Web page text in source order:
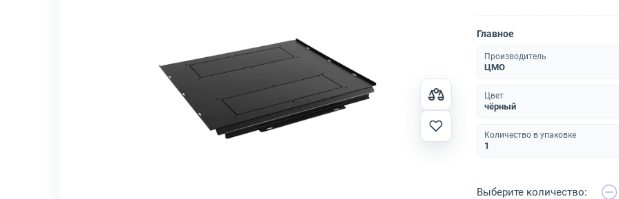
Главное
Производитель
ЦМО
Цвет
чёрный
Количество в упаковке
1
Выберите количество: